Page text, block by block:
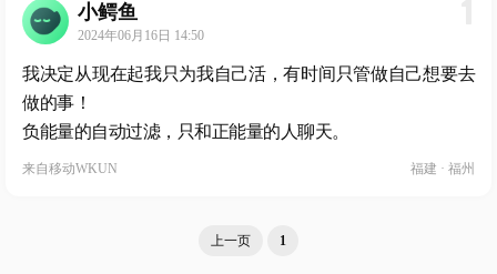
工作室
小鳄鱼
2024年06月16日 14:50
我决定从现在起我只为我自己活，有时间只管做自己想要去
做的事！
负能量的自动过滤，只和正能量的人聊天。
来自移动WKUN 福建 · 福州
上一页 1